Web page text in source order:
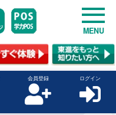
MENU
会員登録 ログイン